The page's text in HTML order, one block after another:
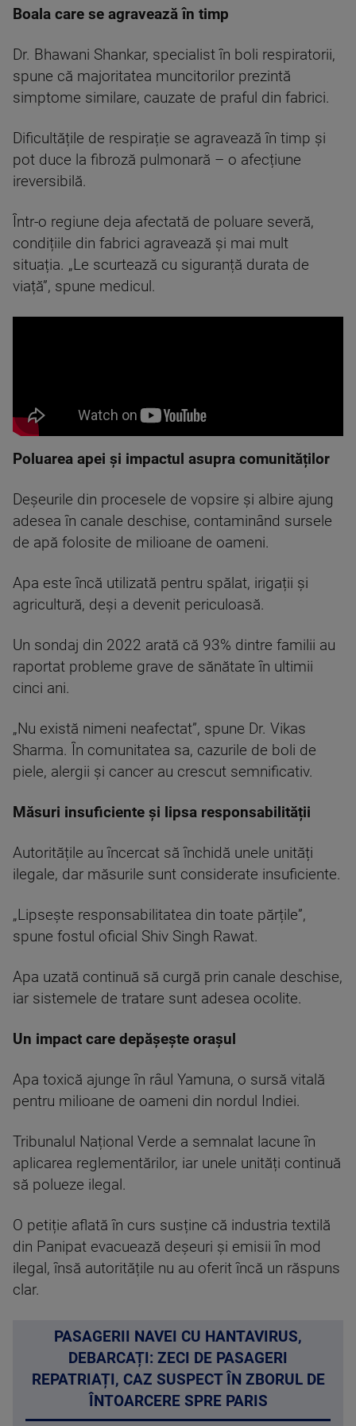
Boala care se agravează în timp
Dr. Bhawani Shankar, specialist în boli respiratorii,
spune că majoritatea muncitorilor prezintă
simptome similare, cauzate de praful din fabrici.
Dificultățile de respirație se agravează în timp și
pot duce la fibroză pulmonară – o afecțiune
ireversibilă.
Într-o regiune deja afectată de poluare severă,
condițiile din fabrici agravează și mai mult
situația. „Le scurtează cu siguranță durata de
viață”, spune medicul.
Poluarea apei și impactul asupra comunităților
Deșeurile din procesele de vopsire și albire ajung
adesea în canale deschise, contaminând sursele
de apă folosite de milioane de oameni.
Apa este încă utilizată pentru spălat, irigații și
agricultură, deși a devenit periculoasă.
Un sondaj din 2022 arată că 93% dintre familii au
raportat probleme grave de sănătate în ultimii
cinci ani.
„Nu există nimeni neafectat”, spune Dr. Vikas
Sharma. În comunitatea sa, cazurile de boli de
piele, alergii și cancer au crescut semnificativ.
Măsuri insuficiente și lipsa responsabilității
Autoritățile au încercat să închidă unele unități
ilegale, dar măsurile sunt considerate insuficiente.
„Lipsește responsabilitatea din toate părțile”,
spune fostul oficial Shiv Singh Rawat.
Apa uzată continuă să curgă prin canale deschise,
iar sistemele de tratare sunt adesea ocolite.
Un impact care depășește orașul
Apa toxică ajunge în râul Yamuna, o sursă vitală
pentru milioane de oameni din nordul Indiei.
Tribunalul Național Verde a semnalat lacune în
aplicarea reglementărilor, iar unele unități continuă
să polueze ilegal.
O petiție aflată în curs susține că industria textilă
din Panipat evacuează deșeuri și emisii în mod
ilegal, însă autoritățile nu au oferit încă un răspuns
clar.
PASAGERII NAVEI CU HANTAVIRUS,
DEBARCAȚI: ZECI DE PASAGERI
REPATRIAȚI, CAZ SUSPECT ÎN ZBORUL DE
ÎNTOARCERE SPRE PARIS